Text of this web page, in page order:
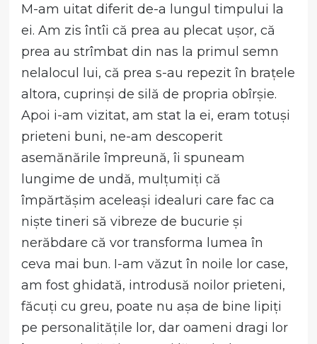
M-am uitat diferit de-a lungul timpului la
ei. Am zis întîi că prea au plecat ușor, că
prea au strîmbat din nas la primul semn
nelalocul lui, că prea s-au repezit în brațele
altora, cuprinși de silă de propria obîrșie.
Apoi i-am vizitat, am stat la ei, eram totuși
prieteni buni, ne-am descoperit
asemănările împreună, îi spuneam
lungime de undă, mulțumiți că
împărtășim aceleași idealuri care fac ca
niște tineri să vibreze de bucurie și
nerăbdare că vor transforma lumea în
ceva mai bun. I-am văzut în noile lor case,
am fost ghidată, introdusă noilor prieteni,
făcuți cu greu, poate nu așa de bine lipiți
pe personalitățile lor, dar oameni dragi lor